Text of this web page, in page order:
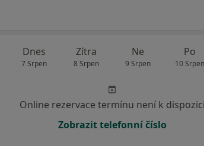
Dnes
7 Srpen
Zítra
8 Srpen
Ne
9 Srpen
Po
10 Srpen
Online rezervace termínu není k dispozici
Zobrazit telefonní číslo